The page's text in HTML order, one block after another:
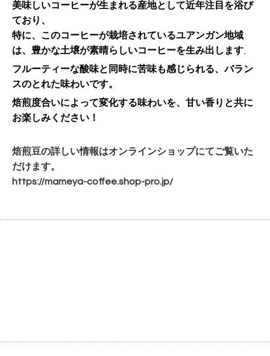
美味しいコーヒーが生まれる産地として近年注目を浴び
ており、
特に、このコーヒーが栽培されているユアンガン地域
は、豊かな土壌が素晴らしいコーヒーを生み出します。
フルーティーな酸味と同時に苦味も感じられる、バラン
スのとれた味わいです。
焙煎度合いによって変化する味わいを、甘い香りと共に
お楽しみください！
焙煎豆の詳しい情報はオンラインショップにてご覧いた
だけます。
https://mameya-coffee.shop-pro.jp/